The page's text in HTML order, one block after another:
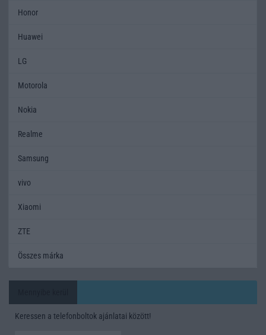
Honor
Huawei
LG
Motorola
Nokia
Realme
Samsung
vivo
Xiaomi
ZTE
Összes márka
Keressen a telefonboltok ajánlatai között!